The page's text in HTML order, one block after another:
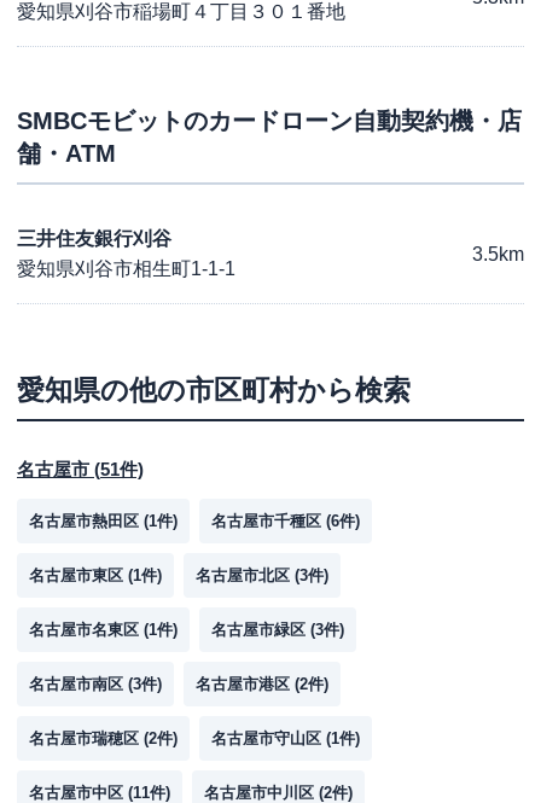
愛知県刈谷市稲場町４丁目３０１番地
SMBCモビットのカードローン自動契約機・店
舗・ATM
三井住友銀行刈谷
愛知県刈谷市相生町1-1-1
3.5km
愛知県の他の市区町村から検索
名古屋市 (51件)
名古屋市熱田区 (1件) 名古屋市千種区 (6件)
名古屋市東区 (1件) 名古屋市北区 (3件)
名古屋市名東区 (1件) 名古屋市緑区 (3件)
名古屋市南区 (3件) 名古屋市港区 (2件)
名古屋市瑞穂区 (2件) 名古屋市守山区 (1件)
名古屋市中区 (11件) 名古屋市中川区 (2件)